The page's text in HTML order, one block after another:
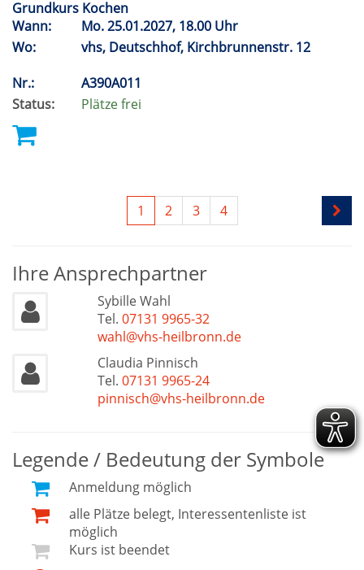
Grundkurs Kochen
Wann:
Mo.25.01.2027, 18.00 Uhr
Wo:
vhs, Deutschhof, Kirchbrunnenstr. 12
Nr.:
A390A011
Status:
Plätze frei
1 2 3 4
Ihre Ansprechpartner
Sybille Wahl
Tel. 07131 9965-32
wahl@vhs-heilbronn.de
Claudia Pinnisch
Tel. 07131 9965-24
pinnisch@vhs-heilbronn.de
Legende / Bedeutung der Symbole
Anmeldung möglich
alle Plätze belegt, Interessentenliste ist
möglich
Kurs ist beendet